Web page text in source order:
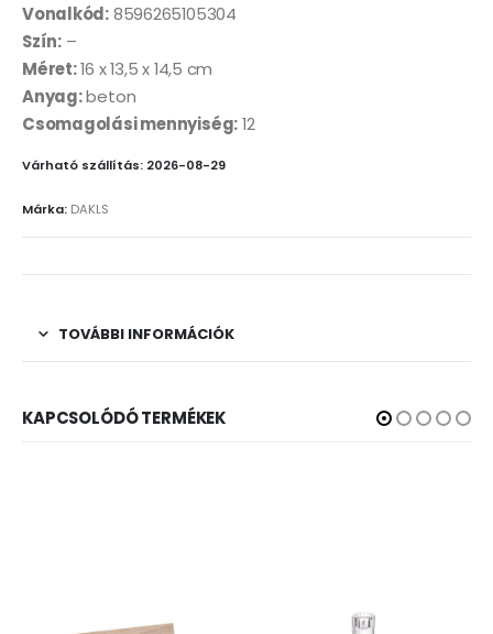
Vonalkód:8596265105304
Szín:–
Méret:16 x 13,5 x 14,5 cm
Anyag:beton
Csomagolási mennyiség:12
Várható szállítás: 2026-08-29
Márka: DAKLS
TOVÁBBI INFORMÁCIÓK
KAPCSOLÓDÓ TERMÉKEK